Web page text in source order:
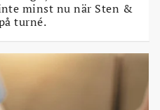
minst nu när Sten &
turné.